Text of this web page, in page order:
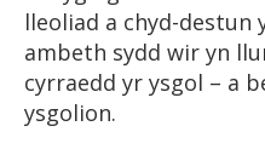
lleoliad a chyd-destun
ambeth sydd wir yn
cyrraedd yr ysgol – a
ysgolion.